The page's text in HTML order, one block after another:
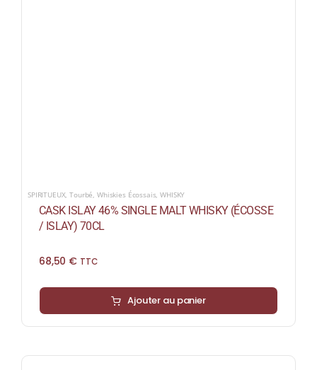
SPIRITUEUX,Tourbé, Whiskies Écossais,WHISKY
CASK ISLAY 46% SINGLE MALT WHISKY (ÉCOSSE
/ ISLAY) 70CL
68,50 € TTC
Ajouter au panier